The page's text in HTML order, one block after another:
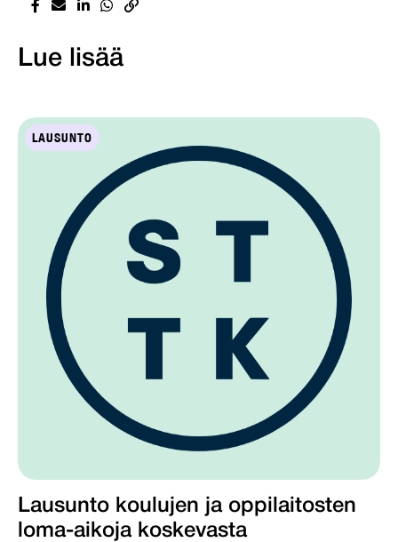
Lue lisää
LAUSUNTO
Lausunto koulujen ja oppilaitosten
loma-aikoja koskevasta